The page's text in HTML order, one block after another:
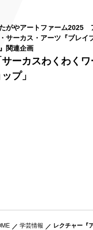
がやアートファーム2025
・サーカス・アーツ『ブレイ
関連企画
サーカスわくわく
ップ」
学芸情報 レクチャー『